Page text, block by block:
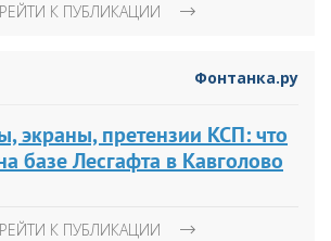
К ПУБЛИКАЦИИ
Фонтанка.ру
экраны, претензии КСП: что
базе Лесгафта в Кавголово
К ПУБЛИКАЦИИ